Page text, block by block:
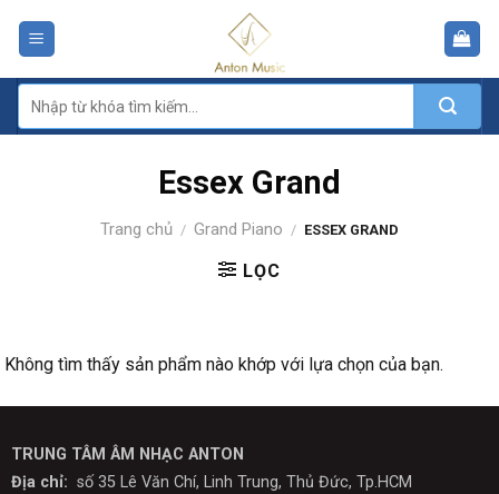
kiếm:
Essex Grand
Trang chủ / Grand Piano / ESSEX GRAND
LỌC
Không tìm thấy sản phẩm nào khớp với lựa chọn của bạn.
TRUNG TÂM ÂM NHẠC ANTON
Địa chỉ: số 35 Lê Văn Chí, Linh Trung, Thủ Đức, Tp.HCM